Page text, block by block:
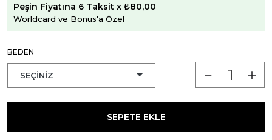
Peşin Fiyatına 6 Taksit x ₺80,00
Worldcard ve Bonus'a Özel
BEDEN
SEPETE EKLE